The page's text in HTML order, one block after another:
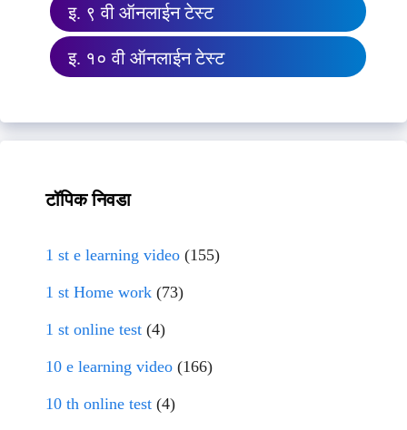
इ. ९ वी ऑनलाईन टेस्ट
इ. १० वी ऑनलाईन टेस्ट
टॉपिक निवडा
1 st e learning video (155)
1 st Home work (73)
1 st online test (4)
10 e learning video (166)
10 th online test (4)